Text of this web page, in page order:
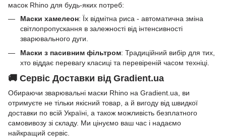
масок Rhino для будь-яких потреб:
Маски хамелеон: Їх відмітна риса - автоматична зміна
світлопропускання в залежності від інтенсивності
зварювального дуги.
Маски з пасивним фільтром: Традиційний вибір для тих,
хто віддає перевагу класиці та перевіреній часом техніці.
🚚 Сервіс Доставки від Gradient.ua
Обираючи зварювальні маски Rhino на Gradient.ua, ви
отримуєте не тільки якісний товар, а й вигоду від швидкої
доставки по всій Україні, а також можливість безплатного
самовивозу зі складу. Ми цінуємо ваш час і надаємо
найкращий сервіс.